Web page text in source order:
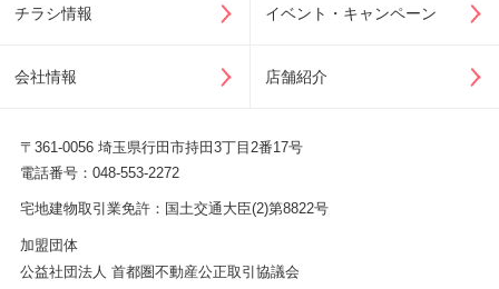
チラシ情報 イベント・キャンペーン
会社情報 店舗紹介
〒361-0056 埼玉県行田市持田3丁目2番17号
電話番号：048-553-2272
宅地建物取引業免許：国土交通大臣(2)第8822号
加盟団体
公益社団法人 首都圏不動産公正取引協議会